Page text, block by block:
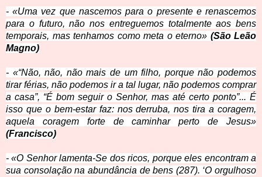
- «Uma vez que nascemos para o presente e renascemos
para o futuro, não nos entreguemos totalmente aos bens
temporais, mas tenhamos como meta o eterno» (São Leão
Magno)
- «“Não, não, não mais de um filho, porque não podemos
tirar férias, não podemos ir a tal lugar, não podemos comprar
a casa”, “É bom seguir o Senhor, mas até certo ponto”... É
isso que o bem-estar faz: nos derruba, nos tira a coragem,
aquela coragem forte de caminhar perto de Jesus»
(Francisco)
- «O Senhor lamenta-Se dos ricos, porque eles encontram a
sua consolação na abundância de bens (287). ‘O orgulhoso